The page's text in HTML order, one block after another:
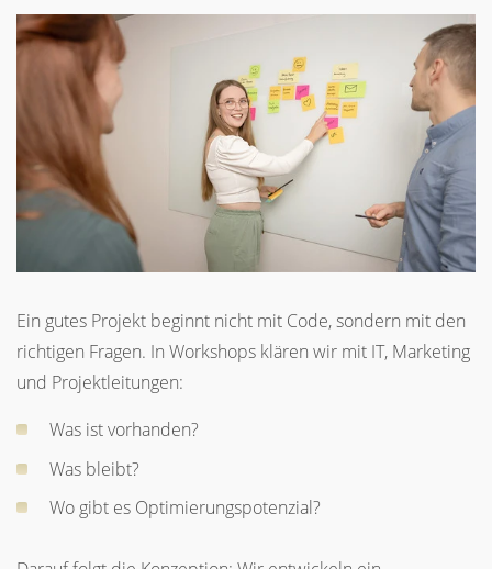
Ein gutes Projekt beginnt nicht mit Code, sondern mit den
richtigen Fragen. In Workshops klären wir mit IT, Marketing
und Projektleitungen:
Was ist vorhanden?
Was bleibt?
Wo gibt es Optimierungspotenzial?